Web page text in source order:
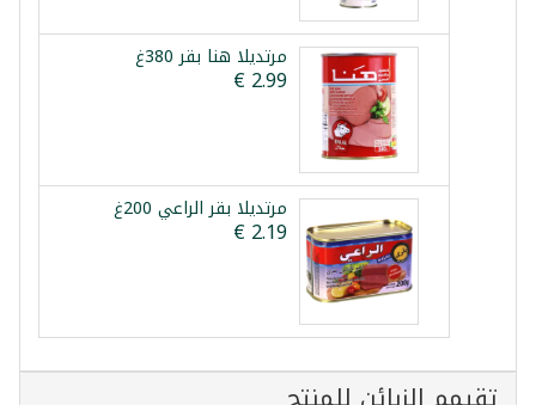
مرتديلا هنا بقر 380غ
مرتديلا بقر الراعي 200غ